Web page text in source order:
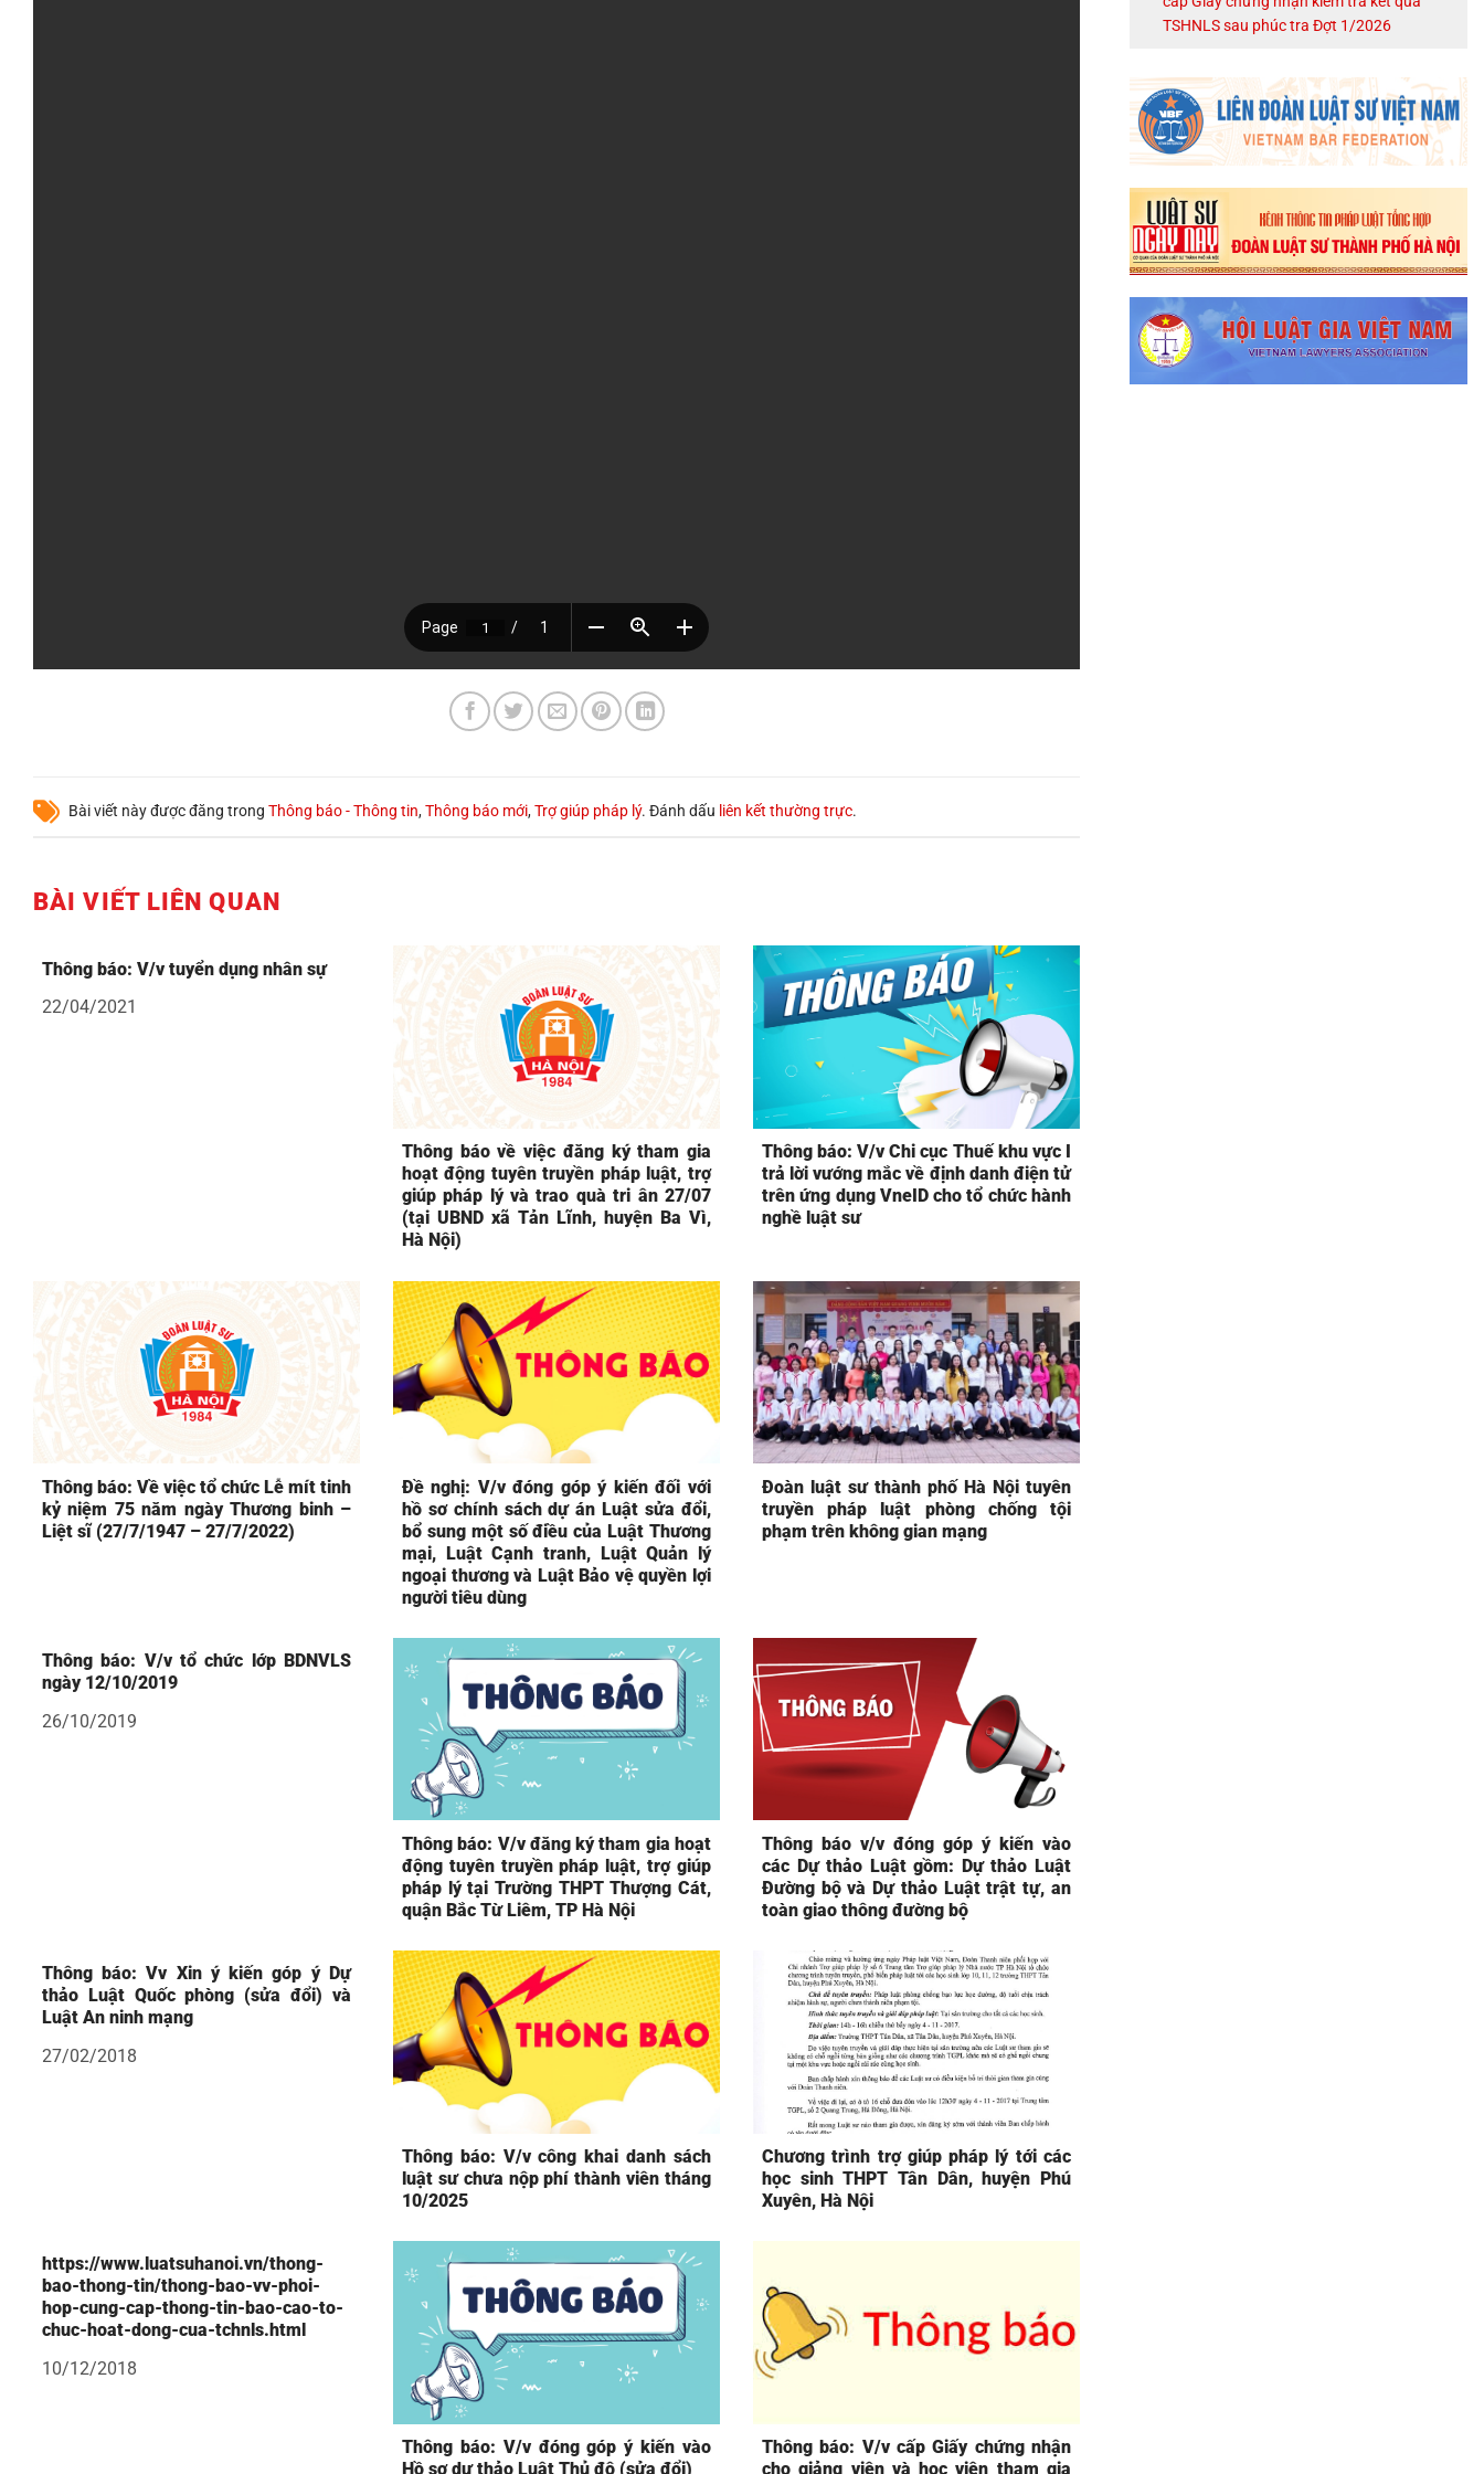
Bài viết này được đăng trong Thông báo - Thông tin,Thông báo mới,Trợ giúp pháp lý. Đánh dấu liên kết thường trực.
BÀI VIẾT LIÊN QUAN
Thông báo: V/v tuyển dụng nhân sự
22/04/2021
Thông báo về việc đăng ký tham gia
hoạt động tuyên truyền pháp luật, trợ
giúp pháp lý và trao quà tri ân 27/07
(tại UBND xã Tản Lĩnh, huyện Ba Vì,
Hà Nội)
Thông báo: V/v Chi cục Thuế khu vực I
trả lời vướng mắc về định danh điện tử
trên ứng dụng VneID cho tổ chức hành
nghề luật sư
Thông báo: Về việc tổ chức Lễ mít tinh
kỷ niệm 75 năm ngày Thương binh –
Liệt sĩ (27/7/1947 – 27/7/2022)
Đề nghị: V/v đóng góp ý kiến đối với
hồ sơ chính sách dự án Luật sửa đổi,
bổ sung một số điều của Luật Thương
mại, Luật Cạnh tranh, Luật Quản lý
ngoại thương và Luật Bảo vệ quyền lợi
người tiêu dùng
Đoàn luật sư thành phố Hà Nội tuyên
truyền pháp luật phòng chống tội
phạm trên không gian mạng
Thông báo: V/v tổ chức lớp BDNVLS
ngày 12/10/2019
26/10/2019
Thông báo: V/v đăng ký tham gia hoạt
động tuyên truyền pháp luật, trợ giúp
pháp lý tại Trường THPT Thượng Cát,
quận Bắc Từ Liêm, TP Hà Nội
Thông báo v/v đóng góp ý kiến vào
các Dự thảo Luật gồm: Dự thảo Luật
Đường bộ và Dự thảo Luật trật tự, an
toàn giao thông đường bộ
Thông báo: Vv Xin ý kiến góp ý Dự
thảo Luật Quốc phòng (sửa đổi) và
Luật An ninh mạng
27/02/2018
Thông báo: V/v công khai danh sách
luật sư chưa nộp phí thành viên tháng
10/2025
Chương trình trợ giúp pháp lý tới các
học sinh THPT Tân Dân, huyện Phú
Xuyên, Hà Nội
https://www.luatsuhanoi.vn/thong-
bao-thong-tin/thong-bao-vv-phoi-
hop-cung-cap-thong-tin-bao-cao-to-
chuc-hoat-dong-cua-tchnls.html
10/12/2018
Thông báo: V/v đóng góp ý kiến vào
Hồ sơ dự thảo Luật Thủ đô (sửa đổi)
Thông báo: V/v cấp Giấy chứng nhận
cho giảng viên và học viên tham gia
TSHNLS sau phúc tra Đợt 1/2026